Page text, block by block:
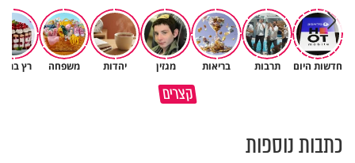
חדשות היום תרבות בריאות מגזין יהדות משפחה רץ
קצרים
תשתמש באהבה של השם לטובתך
פותחים פתח קטן - ומקבלים
כתבות נוספות